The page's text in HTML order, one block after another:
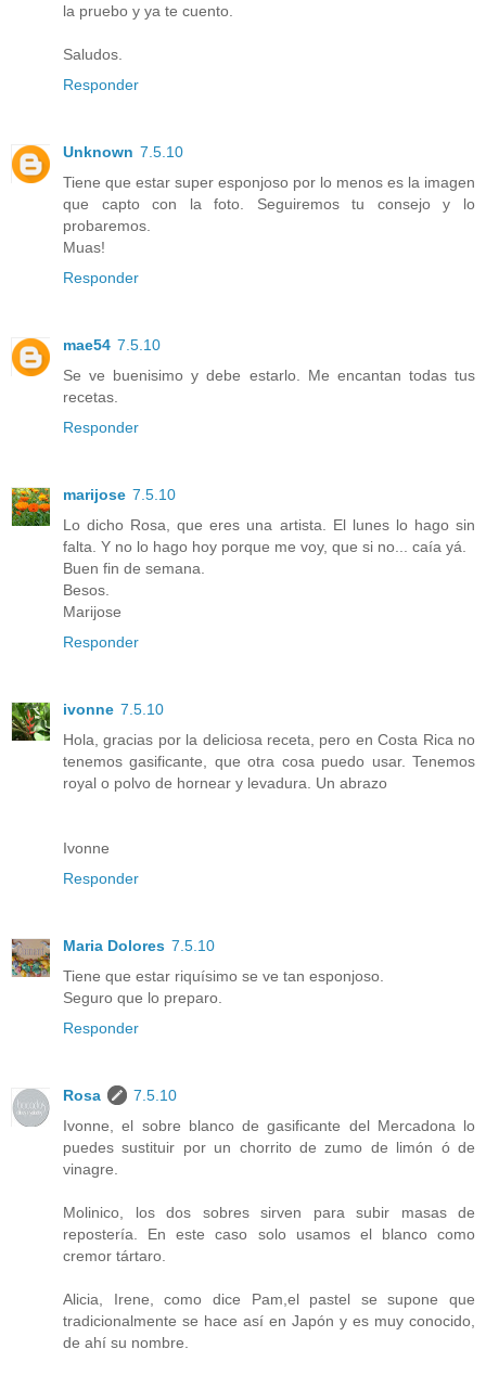
la pruebo y ya te cuento.
Saludos.
Responder
Unknown 7.5.10
Tiene que estar super esponjoso por lo menos es la imagen
que capto con la foto. Seguiremos tu consejo y lo
probaremos.
Muas!
Responder
mae54 7.5.10
Se ve buenisimo y debe estarlo. Me encantan todas tus
recetas.
Responder
marijose 7.5.10
Lo dicho Rosa, que eres una artista. El lunes lo hago sin
falta. Y no lo hago hoy porque me voy, que si no... caía yá.
Buen fin de semana.
Besos.
Marijose
Responder
ivonne 7.5.10
Hola, gracias por la deliciosa receta, pero en Costa Rica no
tenemos gasificante, que otra cosa puedo usar. Tenemos
royal o polvo de hornear y levadura. Un abrazo
Ivonne
Responder
Maria Dolores 7.5.10
Tiene que estar riquísimo se ve tan esponjoso.
Seguro que lo preparo.
Responder
Rosa
7.5.10
Ivonne, el sobre blanco de gasificante del Mercadona lo
puedes sustituir por un chorrito de zumo de limón ó de
vinagre.
Molinico, los dos sobres sirven para subir masas de
repostería. En este caso solo usamos el blanco como
cremor tártaro.
Alicia, Irene, como dice Pam,el pastel se supone que
tradicionalmente se hace así en Japón y es muy conocido,
de ahí su nombre.